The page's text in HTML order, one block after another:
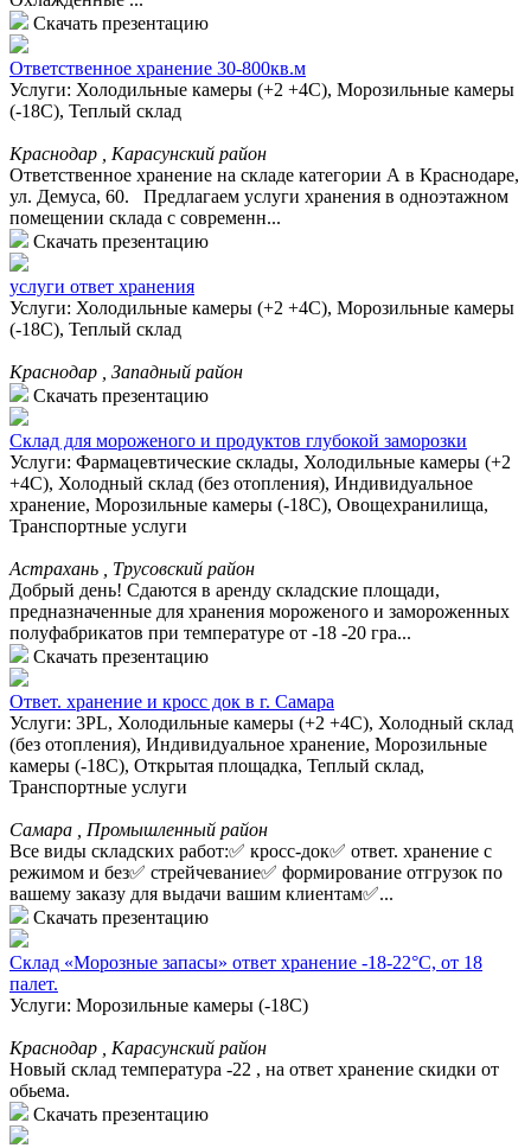
Скачать презентацию
Ответственное хранение 30-800кв.м
Услуги: Холодильные камеры (+2 +4С), Морозильные камеры
(-18С), Теплый склад
Краснодар , Карасунский район
Ответственное хранение на складе категории А в Краснодаре,
ул. Демуса, 60. Предлагаем услуги хранения в одноэтажном
помещении склада с современн...
Скачать презентацию
услуги ответ хранения
Услуги: Холодильные камеры (+2 +4С), Морозильные камеры
(-18С), Теплый склад
Краснодар , Западный район
Скачать презентацию
Склад для мороженого и продуктов глубокой заморозки
Услуги: Фармацевтические склады, Холодильные камеры (+2
+4С), Холодный склад (без отопления), Индивидуальное
хранение, Морозильные камеры (-18С), Овощехранилища,
Транспортные услуги
Астрахань , Трусовский район
Добрый день! Сдаются в аренду складские площади,
предназначенные для хранения мороженого и замороженных
полуфабрикатов при температуре от -18 -20 гра...
Скачать презентацию
Ответ. хранение и кросс док в г. Самара
Услуги: 3PL, Холодильные камеры (+2 +4С), Холодный склад
(без отопления), Индивидуальное хранение, Морозильные
камеры (-18С), Открытая площадка, Теплый склад,
Транспортные услуги
Самара , Промышленный район
Все виды складских работ:✅ кросс-док✅ ответ. хранение с
режимом и без✅ стрейчевание✅ формирование отгрузок по
вашему заказу для выдачи вашим клиентам✅...
Скачать презентацию
Склад «Морозные запасы» ответ хранение -18-22°С, от 18
палет.
Услуги: Морозильные камеры (-18С)
Краснодар , Карасунский район
Новый склад температура -22 , на ответ хранение скидки от
обьема.
Скачать презентацию